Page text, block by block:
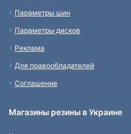
Параметры шин
Параметры дисков
Реклама
Для правообладателей
Соглашение
Магазины резины в Украине